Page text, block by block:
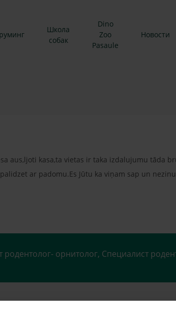
Школа
собак
Dino
Zoo
Pasaule
Новости
aus,ljoti kasa,ta vietas ir taka izdalujumu tāda
ar padomu.Es Jūtu ka viņam sap un nezinu
родентолог- орнитолог, Специалист